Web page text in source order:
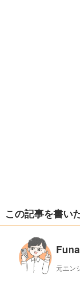
この記事を書い
元エン